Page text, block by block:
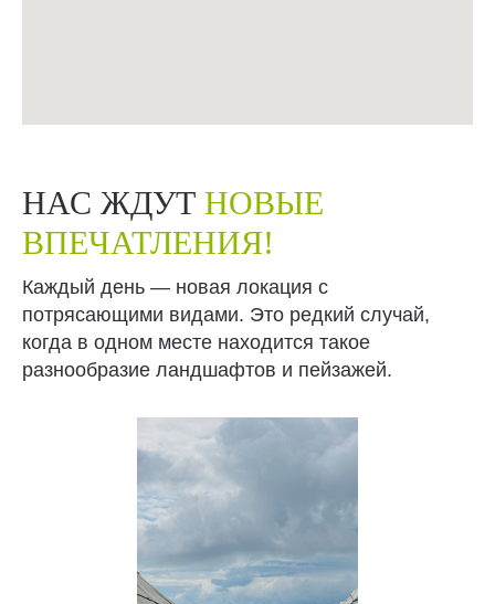
НАС ЖДУТ НОВЫЕ
ВПЕЧАТЛЕНИЯ!
Каждый день — новая локация с
потрясающими видами. Это редкий случай,
когда в одном месте находится такое
разнообразие ландшафтов и пейзажей.